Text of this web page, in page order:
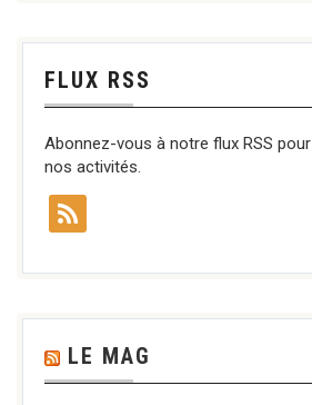
FLUX RSS
Abonnez-vous à notre flux RSS
nos activités.
LE MAG